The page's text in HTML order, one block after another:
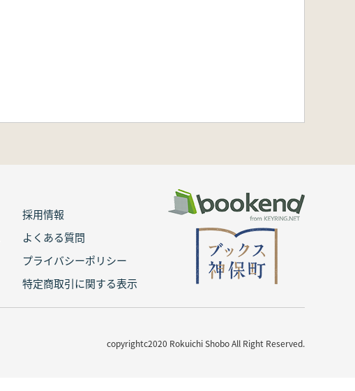
採用情報
よくある質問
プライバシーポリシー
特定商取引に関する表示
copyrightc2020 Rokuichi Shobo All Right Reserved.